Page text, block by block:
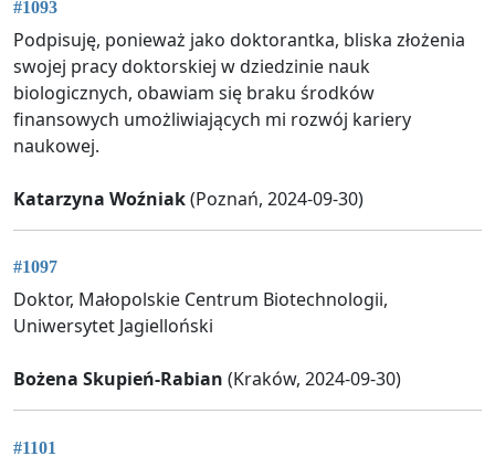
#1093
Podpisuję, ponieważ jako doktorantka, bliska złożenia
swojej pracy doktorskiej w dziedzinie nauk
biologicznych, obawiam się braku środków
finansowych umożliwiających mi rozwój kariery
naukowej.
Katarzyna Woźniak(Poznań, 2024-09-30)
#1097
Doktor, Małopolskie Centrum Biotechnologii,
Uniwersytet Jagielloński
Bożena Skupień-Rabian (Kraków, 2024-09-30)
#1101